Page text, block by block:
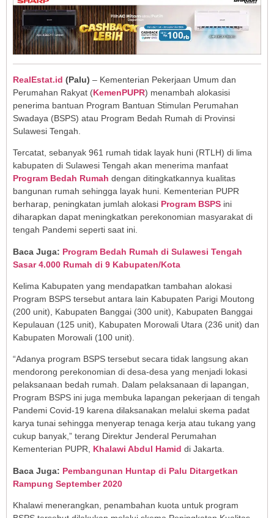
RealEstat.id (Palu) – Kementerian Pekerjaan Umum dan
Perumahan Rakyat (KemenPUPR) menambah alokasisi
penerima bantuan Program Bantuan Stimulan Perumahan
Swadaya (BSPS) atau Program Bedah Rumah di Provinsi
Sulawesi Tengah.
Tercatat, sebanyak 961 rumah tidak layak huni (RTLH) di lima
kabupaten di Sulawesi Tengah akan menerima manfaat
Program Bedah Rumah dengan ditingkatkannya kualitas
bangunan rumah sehingga layak huni. Kementerian PUPR
berharap, peningkatan jumlah alokasi Program BSPS ini
diharapkan dapat meningkatkan perekonomian masyarakat di
tengah Pandemi seperti saat ini.
Baca Juga: Program Bedah Rumah di Sulawesi Tengah
Sasar 4.000 Rumah di 9 Kabupaten/Kota
Kelima Kabupaten yang mendapatkan tambahan alokasi
Program BSPS tersebut antara lain Kabupaten Parigi Moutong
(200 unit), Kabupaten Banggai (300 unit), Kabupaten Banggai
Kepulauan (125 unit), Kabupaten Morowali Utara (236 unit) dan
Kabupaten Morowali (100 unit).
“Adanya program BSPS tersebut secara tidak langsung akan
mendorong perekonomian di desa-desa yang menjadi lokasi
pelaksanaan bedah rumah. Dalam pelaksanaan di lapangan,
Program BSPS ini juga membuka lapangan pekerjaan di tengah
Pandemi Covid-19 karena dilaksanakan melalui skema padat
karya tunai sehingga menyerap tenaga kerja atau tukang yang
cukup banyak,” terang Direktur Jenderal Perumahan
Kementerian PUPR, Khalawi Abdul Hamid di Jakarta.
Baca Juga: Pembangunan Huntap di Palu Ditargetkan
Rampung September 2020
Khalawi menerangkan, penambahan kuota untuk program